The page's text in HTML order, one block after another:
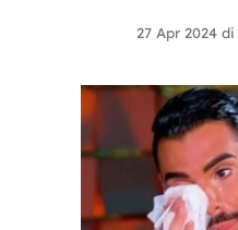
27 Apr 2024 di